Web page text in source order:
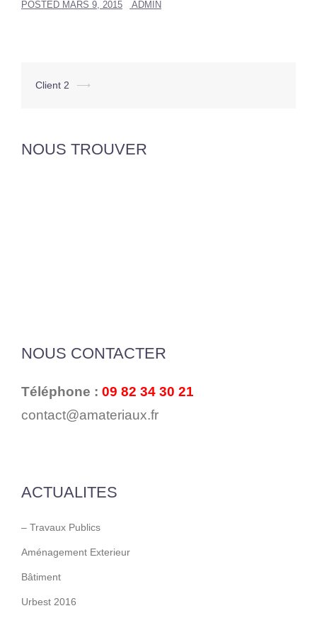
POSTED MARS 9, 2015 ADMIN
Navigation
Client 2 ⟶
NOUS TROUVER
NOUS CONTACTER
Téléphone : 09 82 34 30 21
contact@amateriaux.fr
ACTUALITES
– Travaux Publics
Aménagement Exterieur
Bâtiment
Urbest 2016